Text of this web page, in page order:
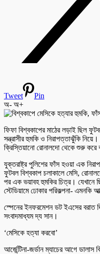
Tweet
Pin
অ- অ+
ফিফা বিশ্বকাপের মাঠের লড়াই ছিল
সন্ত্রাসীর হুমকি ও নিরাপত্তাঝুঁকি
ক্রিস্তিয়ানো রোনালদো থেকে শুরু করে
যুক্তরাষ্ট্র পুলিশের ফাঁস হওয়া এক
ফুটবল বিশ্বকাপ চলাকালে মেসি,
পর এক ভয়াবহ হুমকির চিত্র। যেখানে
স্টেডিয়ামে ঢোকার পরিকল্পনা- এমনকি
স্পেনের ইনফরমেশন ডট ইএসের বরাত
সংবাদমাধ্যম দ্য সান।
‘মেসিকে হত্যা করবো’
আর্জেন্টিনা-জর্ডান ম্যাচের আগে ডালাস